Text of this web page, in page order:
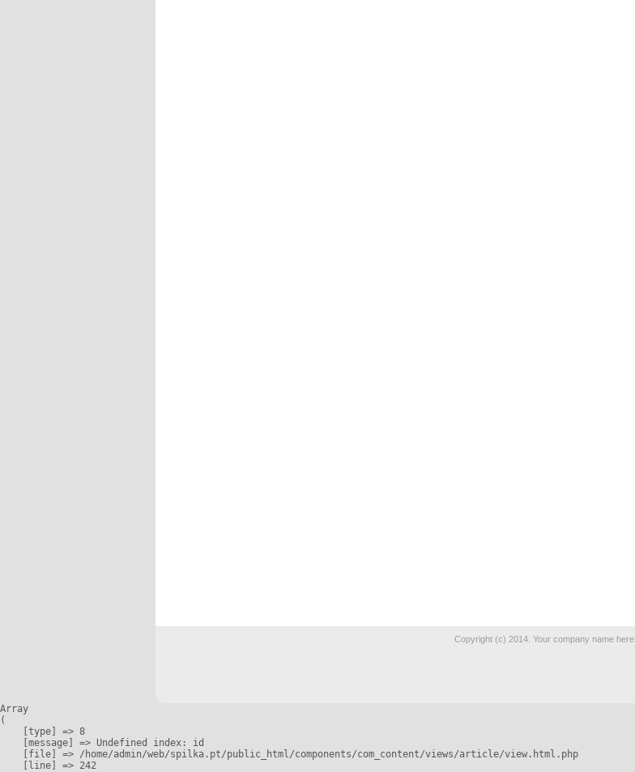
Copyright (c) 2014. Your company name here
Array
(
    [type] => 8
    [message] => Undefined index: id
    [file] => /home/admin/web/spilka.pt/public_html/components/com_content/views/article/view.html.php
    [line] => 242